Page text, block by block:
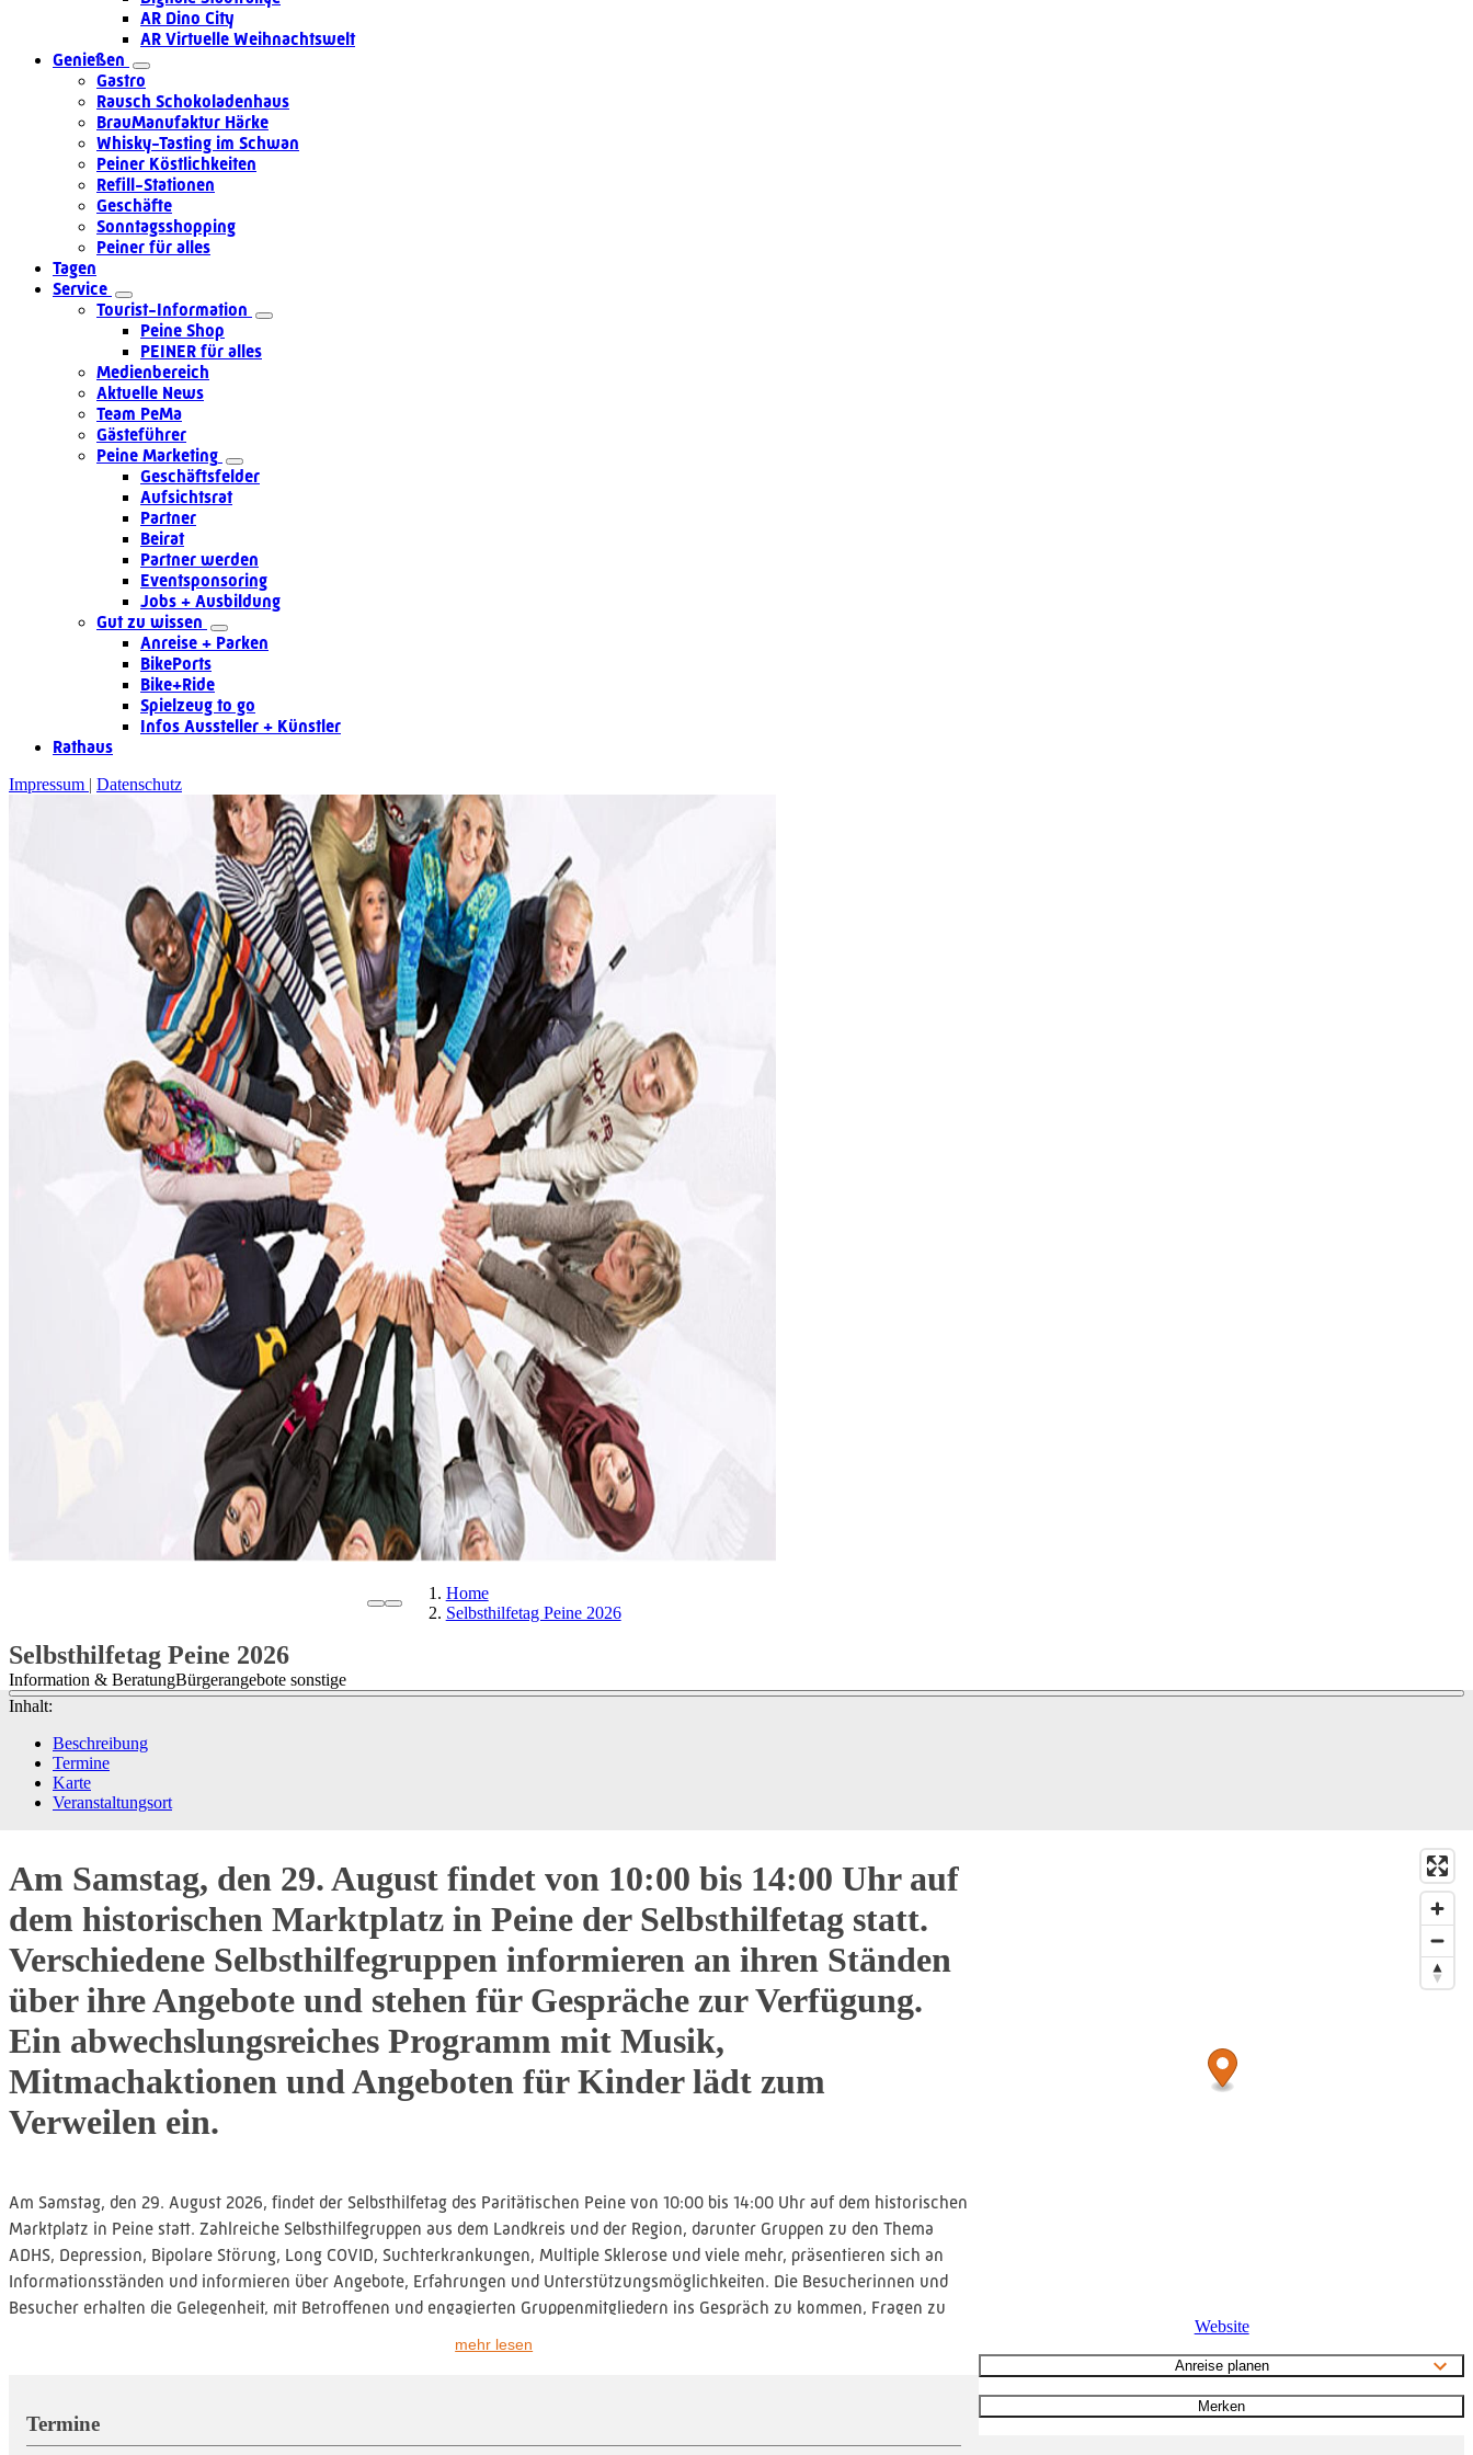
AR Dino City
AR Virtuelle Weihnachtswelt
Genießen
Gastro
Rausch Schokoladenhaus
BrauManufaktur Härke
Whisky-Tasting im Schwan
Peiner Köstlichkeiten
Refill-Stationen
Geschäfte
Sonntagsshopping
Peiner für alles
Tagen
Service
Tourist-Information
Peine Shop
PEINER für alles
Medienbereich
Aktuelle News
Team PeMa
Gästeführer
Peine Marketing
Geschäftsfelder
Aufsichtsrat
Partner
Beirat
Partner werden
Eventsponsoring
Jobs + Ausbildung
Gut zu wissen
Anreise + Parken
BikePorts
Bike+Ride
Spielzeug to go
Infos Aussteller + Künstler
Rathaus
Impressum Datenschutz
Home
Selbsthilfetag Peine 2026
Selbsthilfetag Peine 2026
Information & BeratungBürgerangebote sonstige
Inhalt:
Beschreibung
Termine
Karte
Veranstaltungsort
Am Samstag, den 29. August findet von 10:00 bis 14:00 Uhr auf
dem historischen Marktplatz in Peine der Selbsthilfetag statt.
Verschiedene Selbsthilfegruppen informieren an ihren Ständen
über ihre Angebote und stehen für Gespräche zur Verfügung.
Ein abwechslungsreiches Programm mit Musik,
Mitmachaktionen und Angeboten für Kinder lädt zum
Verweilen ein.
Am Samstag, den 29. August 2026, findet der Selbsthilfetag des Paritätischen Peine von 10:00 bis 14:00 Uhr auf dem historischen
Marktplatz in Peine statt. Zahlreiche Selbsthilfegruppen aus dem Landkreis und der Region, darunter Gruppen zu den Thema
ADHS, Depression, Bipolare Störung, Long COVID, Suchterkrankungen, Multiple Sklerose und viele mehr, präsentieren sich an
Informationsständen und informieren über Angebote, Erfahrungen und Unterstützungsmöglichkeiten. Die Besucherinnen und
Besucher erhalten die Gelegenheit, mit Betroffenen und engagierten Gruppenmitgliedern ins Gespräch zu kommen, Fragen zu
Kinder wird etwas angeboten (u.a. Kinderschminken).
mehr lesen
Termine
Website
Anreise planen
Merken